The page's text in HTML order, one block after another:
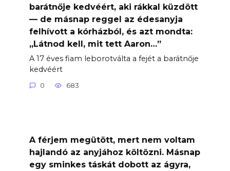
barátnője kedvéért, aki rákkal küzdött
— de másnap reggel az édesanyja
felhívott a kórházból, és azt mondta:
„Látnod kell, mit tett Aaron…”
A 17 éves fiam leborotválta a fejét a barátnője
kedvéért
0 683
A férjem megütött, mert nem voltam
hajlandó az anyjához költözni. Másnap
egy sminkes táskát dobott az ágyra,